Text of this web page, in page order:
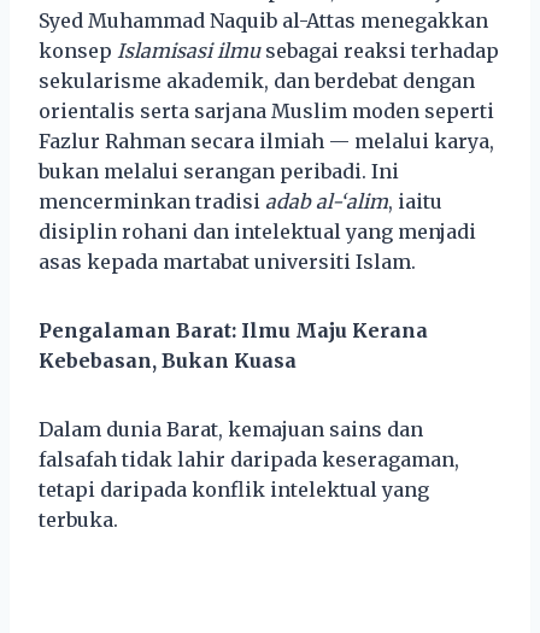
Syed Muhammad Naquib al-Attas menegakkan
konsep Islamisasi ilmusebagai reaksi terhadap
sekularisme akademik, dan berdebat dengan
orientalis serta sarjana Muslim moden seperti
Fazlur Rahman secara ilmiah — melalui karya,
bukan melalui serangan peribadi. Ini
mencerminkan tradisi adab al-‘alim, iaitu
disiplin rohani dan intelektual yang menjadi
asas kepada martabat universiti Islam.
Pengalaman Barat: Ilmu Maju Kerana
Kebebasan, Bukan Kuasa
Dalam dunia Barat, kemajuan sains dan
falsafah tidak lahir daripada keseragaman,
tetapi daripada konflik intelektual yang
terbuka.